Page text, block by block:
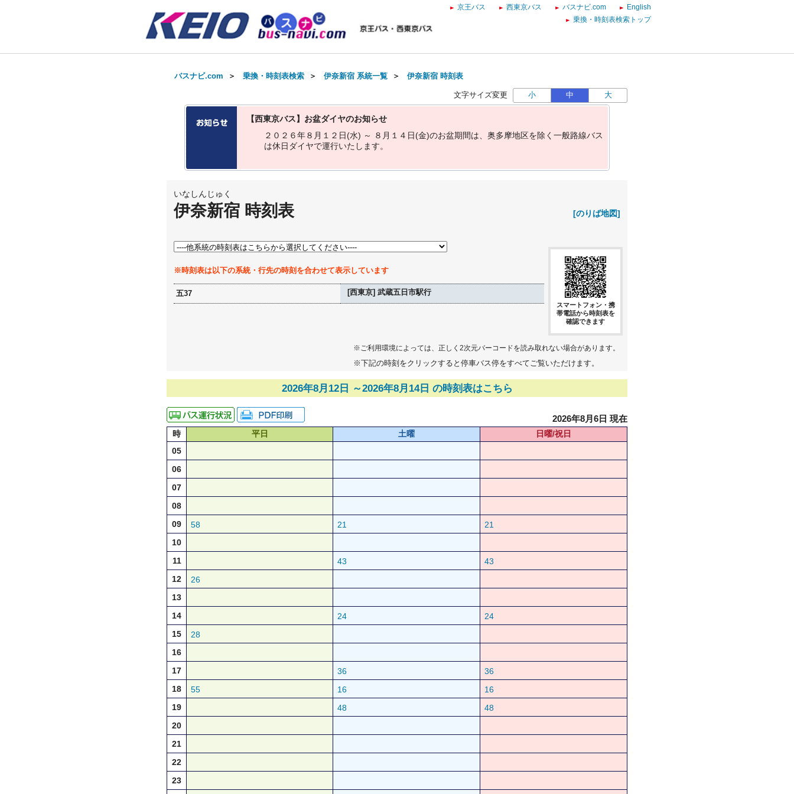
京王バス 西東京バス バスナビ.com
English
乗換・時刻表検索トップ
バスナビ.com ＞ 乗換・時刻表検索 ＞ 伊奈新宿 系統一覧 ＞ 伊奈新宿 時刻表
文字サイズ変更 小 中 大
【西東京バス】お盆ダイヤのお知らせ
２ ０ ２ ６年８ 月 １ ２ 日(水) ～ ８ 月 １ ４ 日(金)のお盆期間は 奥多摩地区を除 く 一般路線バス
は休日 ダイヤで運行いた し ます。
いなしんじゅく
伊奈新宿 時刻表 [のりば地図]
※時刻表は以下の系統・行先の時刻を合わせて表示しています
五37 [西東京] 武蔵五日市駅行
スマートフォン・携
帯電話から時刻表を
確認できます
※ご利用環境によっては、正しく2次元バーコードを読み取れない場合があります。
※下記の時刻をクリックすると停車バス停をすべてご覧いただけます。
2026年8月12日 ～2026年8月14日 の時刻表はこちら
2026年8月6日 現在
時 平日 土曜
日曜/祝日
05
06
07
08
09
58 21
21
10
11
43
43
12
26
13
14
24
24
15
28
16
17
36
36
18
55 16
16
19
48
48
20
21
22
23